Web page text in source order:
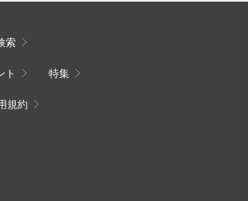
索
ト 特集
規約